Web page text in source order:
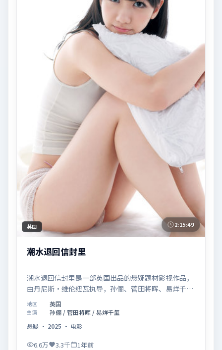
英国 2:15:49
潮水退回信封里
潮水退回信封里是一部英国出品的悬疑题材影视作品，
由丹尼斯·维伦纽瓦执导，孙俪、菅田将晖、易烊千玺
等联合主演，于2025年07月02日在院线首映。影片围
绕「记忆拼图里的真相碎片」展开叙事，镜头语言克制
而富有张力，节奏起伏得当，人物弧光完整；配乐与场
面调度强化了类型片的观感体验，亦留有可供解读的细
节空间，适合关注现实主义叙事与人物关系的观众观看
地区 英国
主演
孙俪 / 菅田将晖 / 易烊千玺
悬疑 · 2025 · 电影
6.6万 3.3千 1年前